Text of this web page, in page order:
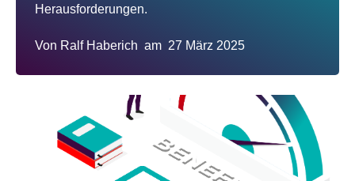
Herausforderungen.
Von Ralf Haberich am 27 März 2025